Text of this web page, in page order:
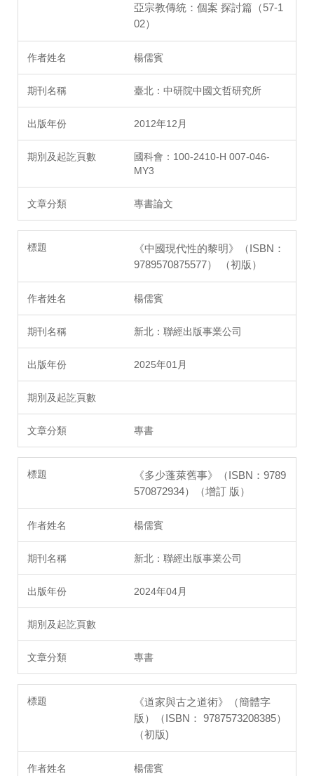
亞宗教傳統：個案 探討篇（57-1
02）
楊儒賓
臺北：中研院中國文哲研究所
2012年12月
國科會：100-2410-H 007-046-
MY3
專書論文
《中國現代性的黎明》（ISBN：
9789570875577） （初版）
楊儒賓
新北：聯經出版事業公司
2025年01月
專書
《多少蓬萊舊事》（ISBN：9789
570872934）（增訂 版）
楊儒賓
新北：聯經出版事業公司
2024年04月
專書
《道家與古之道術》（簡體字
版）（ISBN： 9787573208385）
（初版)
楊儒賓